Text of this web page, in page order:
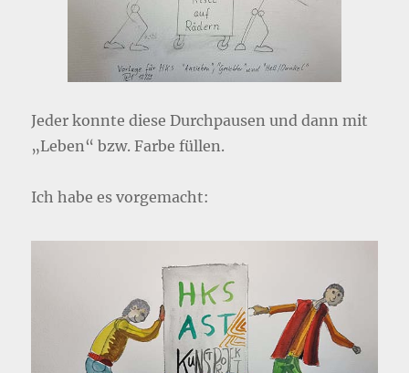
Jeder konnte diese Durchpausen und dann mit
„Leben“ bzw. Farbe füllen.
Ich habe es vorgemacht: